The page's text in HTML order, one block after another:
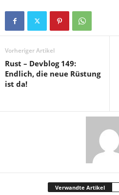
Vorheriger Artikel
Rust – Devblog 149:
Endlich, die neue Rüstung
ist da!
Verwandte Artikel